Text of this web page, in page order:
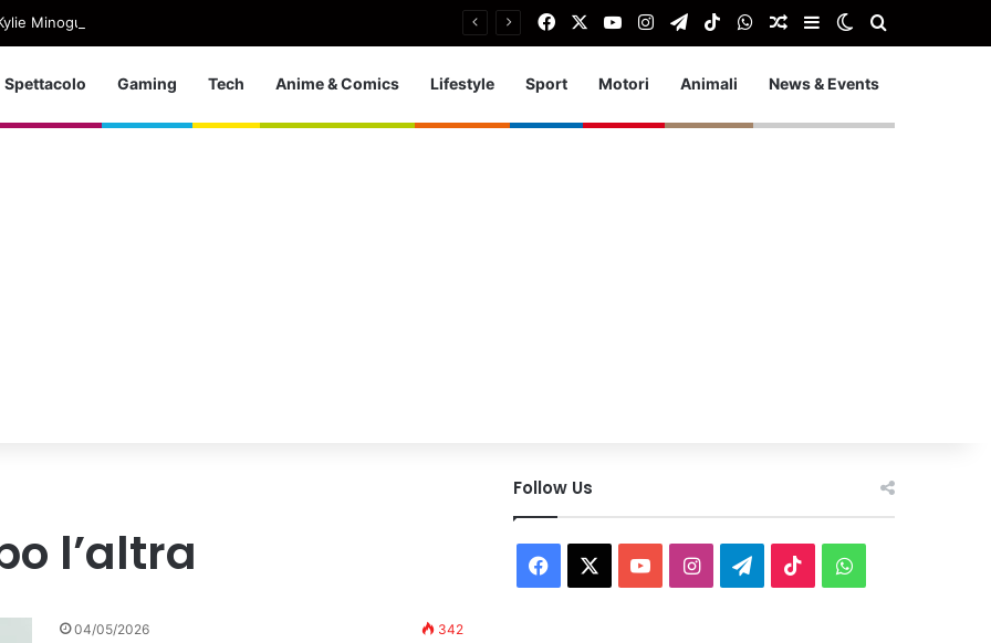
Minogue, uscito Love Sensation (Afterhours Mix) FacebookYou TubeInstagram
TelegramTikTokWhatsApp
Articolo Random
Barra laterale
Cambia aspetto
Spettacolo Gaming Tech Anime & Comics Lifestyle Sport Motori Animali News & Events
l’altra
04/05/2026 342
Follow Us
Facebook You InstagramTelegram
TikTokWhatsApp